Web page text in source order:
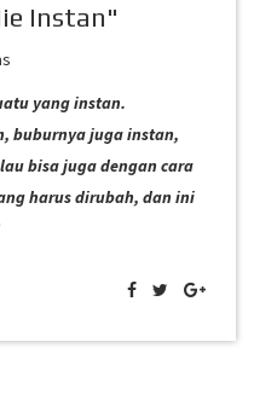
Instan"
yang instan.
buburnya juga instan,
bisa juga dengan cara
harus dirubah, dan ini